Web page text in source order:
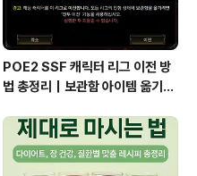
POE2 SSF 캐릭터 리그 이전 방
법 총정리｜보관함 아이템 옮기는